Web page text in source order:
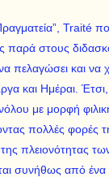
Traité
παρά στους
και να
και Ημέραι.
με μορφή
πολλές φορές
πλειονότητας
συνήθως από ένα